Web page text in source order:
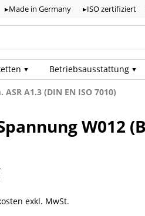
▸Made in Germany ▸ISO zertifiziert
Betriebs­ausstattung
A1.3 (DIN EN ISO 7010)
W012
exkl. MwSt.